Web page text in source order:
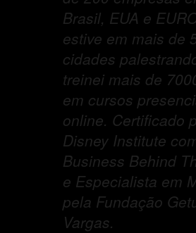
Brasil, EUA e
estive em mais de
cidades
treinei mais de
em cursos
online. Certificado
Disney Institute
Business Behind
e Especialista em
pela Fundação
Vargas.